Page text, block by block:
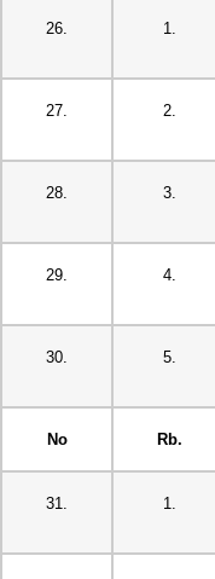
26. 1.
27. 2.
28. 3.
29. 4.
30. 5.
No Rb.
31. 1.